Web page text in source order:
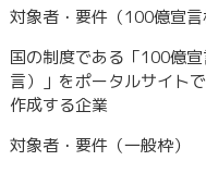
対象者・要件（100億宣言
国の制度である「100億
言）」をポータルサイト
作成する企業
対象者・要件（一般枠）